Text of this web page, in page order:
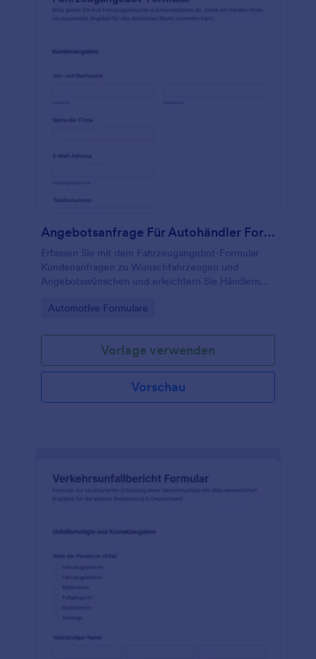
Angebotsanfrage Für Autohändler Formular 🚗
Erfassen Sie mit dem Fahrzeugangebot-Formular
Kundenanfragen zu Wunschfahrzeugen und
Angebotswünschen und erleichtern Sie Händlern
Bearbeitung von Formularantworten mit Jotform.
Go to Category:
Automotive Formulare
Vorlage verwenden
Vorschau